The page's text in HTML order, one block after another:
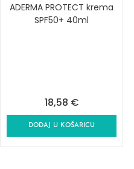
ADERMA PROTECT krema
SPF50+ 40ml
18,58 €
DODAJ U KOŠARICU